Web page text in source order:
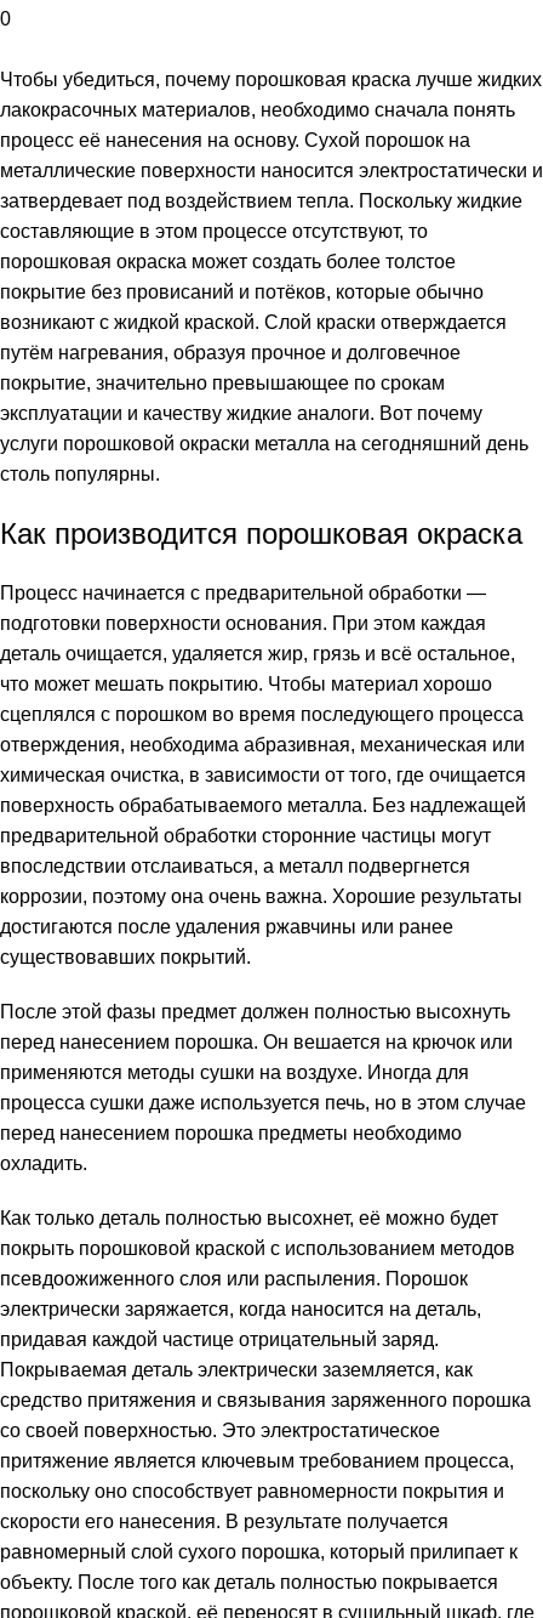
0
Чтобы убедиться, почему порошковая краска лучше жидких
лакокрасочных материалов, необходимо сначала понять
процесс её нанесения на основу. Сухой порошок на
металлические поверхности наносится электростатически и
затвердевает под воздействием тепла. Поскольку жидкие
составляющие в этом процессе отсутствуют, то
порошковая окраска может создать более толстое
покрытие без провисаний и потёков, которые обычно
возникают с жидкой краской. Слой краски отверждается
путём нагревания, образуя прочное и долговечное
покрытие, значительно превышающее по срокам
эксплуатации и качеству жидкие аналоги. Вот почему
услуги порошковой окраски металла на сегодняшний день
столь популярны.
Как производится порошковая окраска
Процесс начинается с предварительной обработки —
подготовки поверхности основания. При этом каждая
деталь очищается, удаляется жир, грязь и всё остальное,
что может мешать покрытию. Чтобы материал хорошо
сцеплялся с порошком во время последующего процесса
отверждения, необходима абразивная, механическая или
химическая очистка, в зависимости от того, где очищается
поверхность обрабатываемого металла. Без надлежащей
предварительной обработки сторонние частицы могут
впоследствии отслаиваться, а металл подвергнется
коррозии, поэтому она очень важна. Хорошие результаты
достигаются после удаления ржавчины или ранее
существовавших покрытий.
После этой фазы предмет должен полностью высохнуть
перед нанесением порошка. Он вешается на крючок или
применяются методы сушки на воздухе. Иногда для
процесса сушки даже используется печь, но в этом случае
перед нанесением порошка предметы необходимо
охладить.
Как только деталь полностью высохнет, её можно будет
покрыть порошковой краской с использованием методов
псевдоожиженного слоя или распыления. Порошок
электрически заряжается, когда наносится на деталь,
придавая каждой частице отрицательный заряд.
Покрываемая деталь электрически заземляется, как
средство притяжения и связывания заряженного порошка
со своей поверхностью. Это электростатическое
притяжение является ключевым требованием процесса,
поскольку оно способствует равномерности покрытия и
скорости его нанесения. В результате получается
равномерный слой сухого порошка, который прилипает к
объекту. После того как деталь полностью покрывается
порошковой краской, её переносят в сушильный шкаф, где